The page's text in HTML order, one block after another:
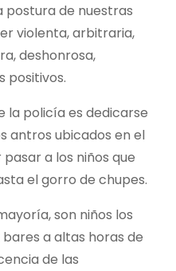
postura de nuestras
violenta, arbitraria,
deshonrosa,
positivos.
la policía es dedicarse
antros ubicados en el
a los niños que
el gorro de chupes.
son niños los
a altas horas de
de las